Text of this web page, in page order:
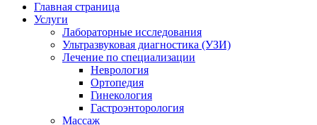
Главная страница
Услуги
Лабораторные исследования
Ультразвуковая диагностика (УЗИ)
Лечение по специализации
Неврология
Ортопедия
Гинекология
Гастроэнторология
Массаж